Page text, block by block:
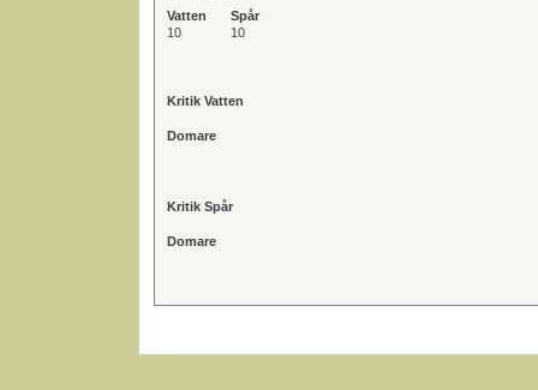
Vatten
10
Spår
10
Kritik Vatten
Domare
Kritik Spår
Domare